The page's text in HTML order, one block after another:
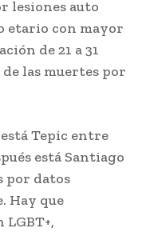
lesiones auto
etario con mayor
de 21 a 31
las muertes por
Tepic entre
está Santiago
por datos
Hay que